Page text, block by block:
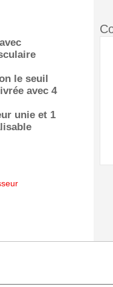
le seuil
avec 4
unie et 1